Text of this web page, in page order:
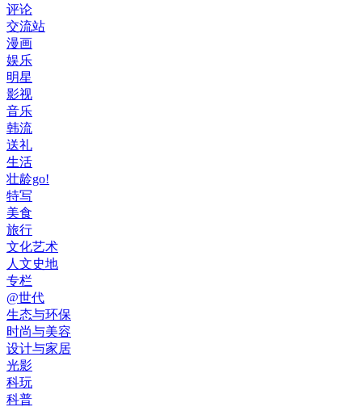
评论
交流站
漫画
娱乐
明星
影视
音乐
韩流
送礼
生活
壮龄go!
特写
美食
旅行
文化艺术
人文史地
专栏
@世代
生态与环保
时尚与美容
设计与家居
光影
科玩
科普